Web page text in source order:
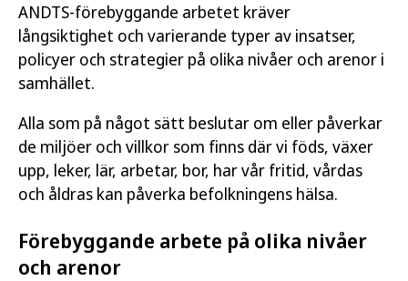
ANDTS-förebyggande arbetet kräver
långsiktighet och varierande typer av insatser,
policyer och strategier på olika nivåer och arenor i
samhället.
Alla som på något sätt beslutar om eller påverkar
de miljöer och villkor som finns där vi föds, växer
upp, leker, lär, arbetar, bor, har vår fritid, vårdas
och åldras kan påverka befolkningens hälsa.
Förebyggande arbete på olika nivåer
och arenor